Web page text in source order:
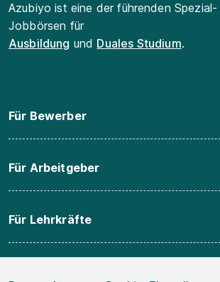
Azubiyo ist eine der führenden Spezial-
Jobbörsen für
Ausbildung und Duales Studium.
Für Bewerber
Für Arbeitgeber
Für Lehrkräfte